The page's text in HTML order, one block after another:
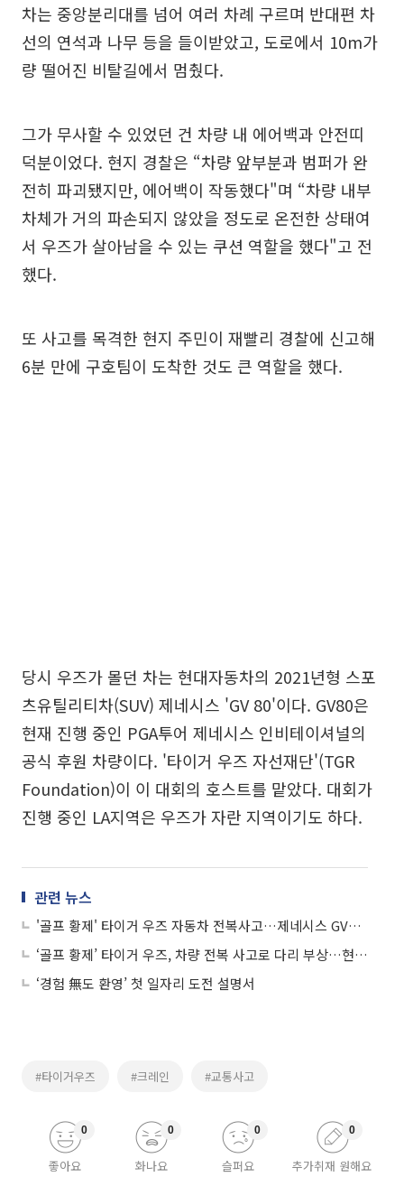
차는 중앙분리대를 넘어 여러 차례 구르며 반대편 차
선의 연석과 나무 등을 들이받았고, 도로에서 10m가
량 떨어진 비탈길에서 멈췄다.
그가 무사할 수 있었던 건 차량 내 에어백과 안전띠
덕분이었다. 현지 경찰은 “차량 앞부분과 범퍼가 완
전히 파괴됐지만, 에어백이 작동했다"며 “차량 내부
차체가 거의 파손되지 않았을 정도로 온전한 상태여
서 우즈가 살아남을 수 있는 쿠션 역할을 했다"고 전
했다.
또 사고를 목격한 현지 주민이 재빨리 경찰에 신고해
6분 만에 구호팀이 도착한 것도 큰 역할을 했다.
당시 우즈가 몰던 차는 현대자동차의 2021년형 스포
츠유틸리티차(SUV) 제네시스 'GV 80'이다. GV80은
현재 진행 중인 PGA투어 제네시스 인비테이셔널의
공식 후원 차량이다. '타이거 우즈 자선재단'(TGR
Foundation)이 이 대회의 호스트를 맡았다. 대회가
진행 중인 LA지역은 우즈가 자란 지역이기도 하다.
관련 뉴스
'골프 황제' 타이거 우즈 자동차 전복사고…제네시스 GV80 몰아
‘골프 황제’ 타이거 우즈, 차량 전복 사고로 다리 부상…현재 수술 중
‘경험 無도 환영’ 첫 일자리 도전 설명서
#타이거우즈 #크레인 #교통사고
좋아요
0
화나요
0
슬퍼요
0
추가취재 원해요
0